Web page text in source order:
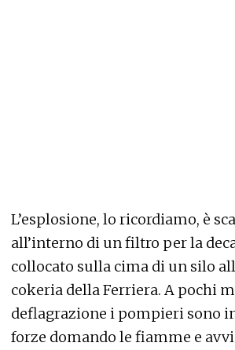
L’esplosione, lo ricordiamo, è
all’interno di un filtro per la
collocato sulla cima di un silo
cokeria della Ferriera. A pochi
deflagrazione i pompieri sono
forze domando le fiamme e